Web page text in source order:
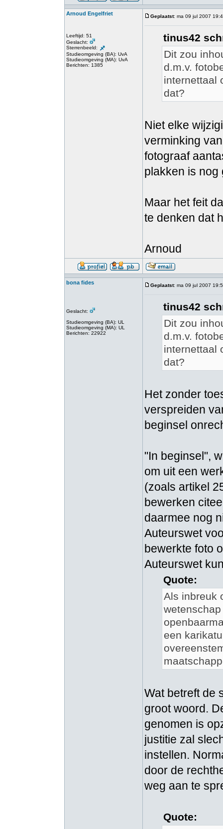
Arnoud Engelfriet
Leeftijd: 51
Geslacht:
Sterrenbeeld:
Studieomgeving (BA): UvA
Studieomgeving (MA): UvA
Berichten: 1385
Geplaatst: ma 09 jul 2007
tinus42
Dit zou
d.m.v.
internettaal
dat?
Niet elke
verminking
fotograaf
plakken is nog
Maar het feit
te denken dat
Arnoud
bona fides
Geslacht:
Studieomgeving (BA): UL
Studieomgeving (MA): UL
Berichten: 22922
Geplaatst: ma 09 jul 2007
tinus42
Dit zou
d.m.v.
internettaal
dat?
Het zonder
verspreiden
beginsel
"In beginsel",
om uit een
(zoals artikel
bewerken
daarmee nog
Auteurswet
bewerkte foto
Auteurswet
Quote:
Als inbreuk
een
Wat betreft de
groot woord.
genomen is
justitie zal
instellen.
door de
weg aan te
Quote: